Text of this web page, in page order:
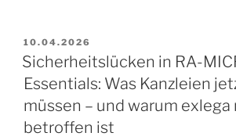
VERÖFFENTLICHT
AM
10.04.2026
Sicherheitslücken in RA-
Essentials: Was Kanzleien
müssen – und warum exlega
betroffen ist